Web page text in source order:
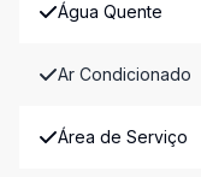
Água Quente
Ar Condicionado
Área de Serviço